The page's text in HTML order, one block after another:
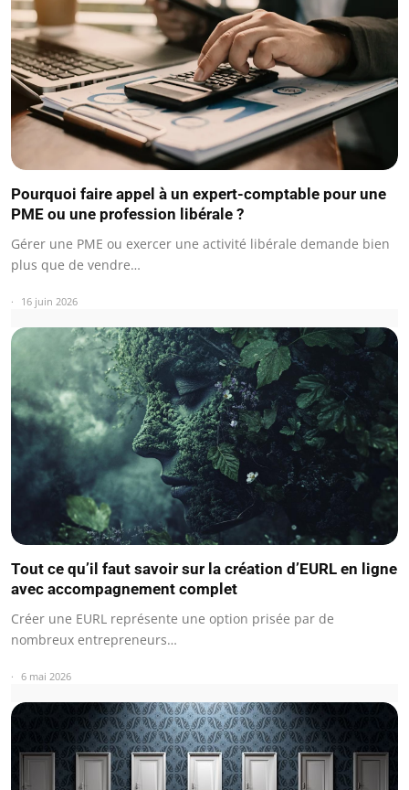
Pourquoi faire appel à un expert-comptable pour une
PME ou une profession libérale ?
Gérer une PME ou exercer une activité libérale demande bien
plus que de vendre…
16 juin 2026
Tout ce qu’il faut savoir sur la création d’EURL en ligne
avec accompagnement complet
Créer une EURL représente une option prisée par de
nombreux entrepreneurs…
6 mai 2026